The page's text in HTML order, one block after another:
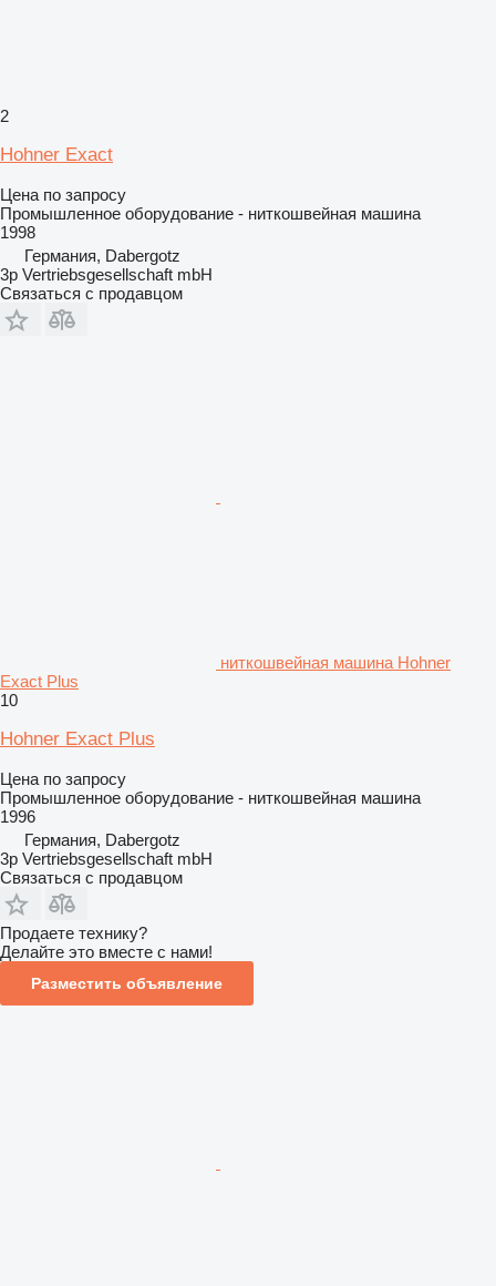
2
Hohner Exact
Цена по запросу
Промышленное оборудование - ниткошвейная машина
1998
Германия, Dabergotz
3p Vertriebsgesellschaft mbH
Связаться с продавцом
ниткошвейная машина Hohner
Exact Plus
10
Hohner Exact Plus
Цена по запросу
Промышленное оборудование - ниткошвейная машина
1996
Германия, Dabergotz
3p Vertriebsgesellschaft mbH
Связаться с продавцом
Продаете технику?
Делайте это вместе с нами!
Разместить объявление